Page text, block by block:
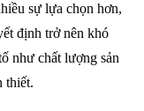
sự lựa chọn hơn,
định trở nên khó
như chất lượng sản
thiết.